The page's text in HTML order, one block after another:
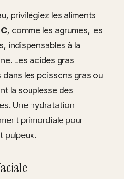
privilégiez les aliments
, comme les agrumes, les
indispensables à la
Les acides gras
les poissons gras ou
la souplesse des
Une hydratation
primordiale pour
pulpeux.